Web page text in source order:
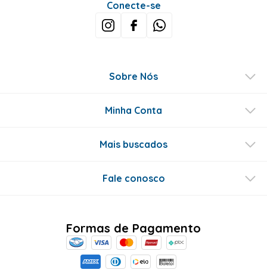
Conecte-se
Sobre Nós
Minha Conta
Mais buscados
Fale conosco
Formas de Pagamento